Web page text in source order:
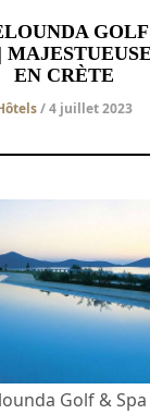
EN CRÈTE
/ 4 juillet 2023
Golf &